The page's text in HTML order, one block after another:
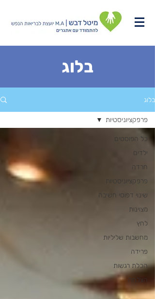
בלוג
בלוג
כל הפוסטים
ילדים
חרדה
פרפקציוניסטיות
שינוי דפוסי חשיבה
מצוינות
לחץ
מחשבות שליליות
פרידה
הכלת רגשות
הצלחה
פרפקציוניסטיות